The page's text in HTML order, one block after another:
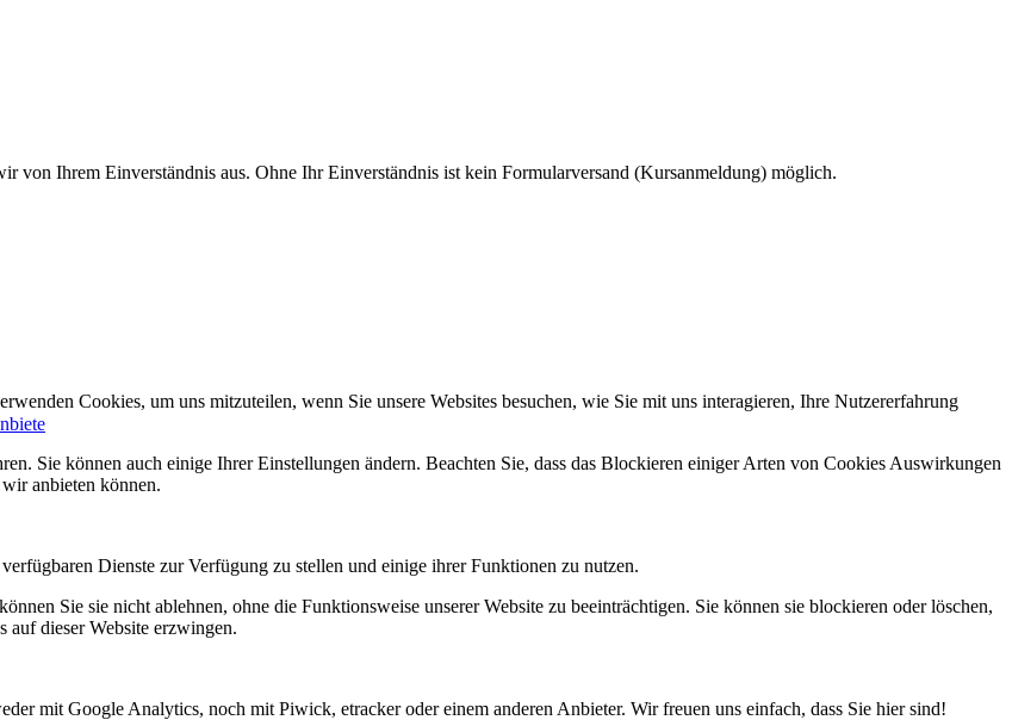
von Ihrem Einverständnis aus. Ohne Ihr Einverständnis ist kein Formularversand (Kursanmeldung) möglich.
Cookies, um uns mitzuteilen, wenn Sie unsere Websites besuchen, wie Sie mit uns interagieren, Ihre Nutzererfahrung
Sie können auch einige Ihrer Einstellungen ändern. Beachten Sie, dass das Blockieren einiger Arten von Cookies Auswirkungen
anbieten können.
Dienste zur Verfügung zu stellen und einige ihrer Funktionen zu nutzen.
Sie sie nicht ablehnen, ohne die Funktionsweise unserer Website zu beeinträchtigen. Sie können sie blockieren oder löschen,
auf dieser Website erzwingen.
mit Google Analytics, noch mit Piwick, etracker oder einem anderen Anbieter. Wir freuen uns einfach, dass Sie hier sind!